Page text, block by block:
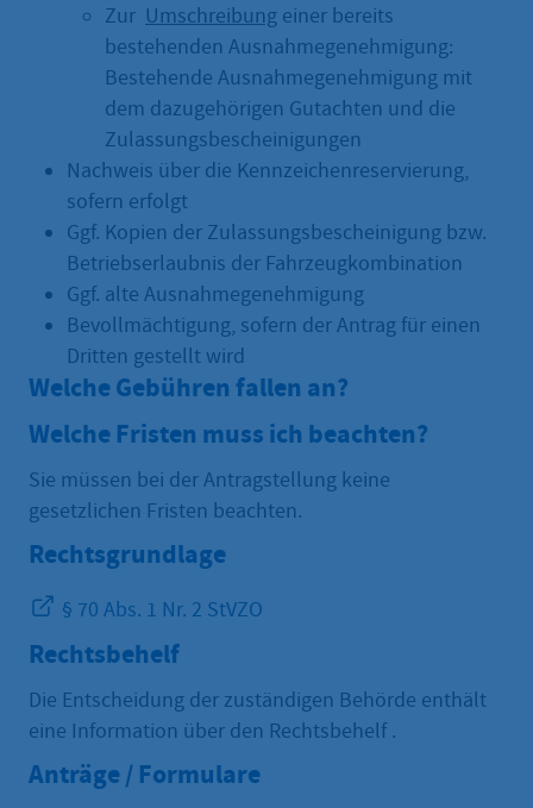
Zur Umschreibung einer bereits
bestehenden Ausnahmegenehmigung:
Bestehende Ausnahmegenehmigung mit
dem dazugehörigen Gutachten und die
Zulassungsbescheinigungen
Nachweis über die Kennzeichenreservierung,
sofern erfolgt
Ggf. Kopien der Zulassungsbescheinigung bzw.
Betriebserlaubnis der Fahrzeugkombination
Ggf. alte Ausnahmegenehmigung
Bevollmächtigung, sofern der Antrag für einen
Dritten gestellt wird
Welche Gebühren fallen an?
Welche Fristen muss ich beachten?
Sie müssen bei der Antragstellung keine
gesetzlichen Fristen beachten.
Rechtsgrundlage
§ 70 Abs. 1 Nr. 2 StVZO
Rechtsbehelf
Die Entscheidung der zuständigen Behörde enthält
eine Information über den Rechtsbehelf .
Anträge / Formulare